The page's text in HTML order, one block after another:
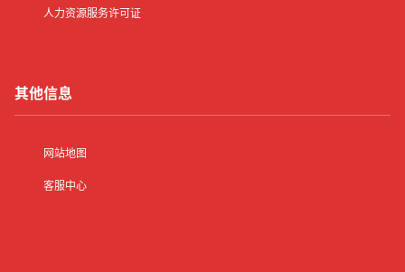
人力资源服务许可证
其他信息
网站地图
客服中心